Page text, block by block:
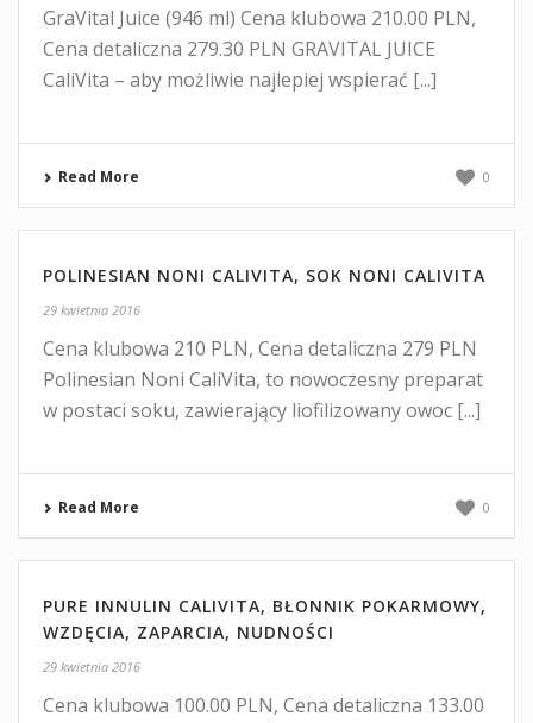
GraVital Juice (946 ml) Cena klubowa 210.00 PLN,
Cena detaliczna 279.30 PLN GRAVITAL JUICE
CaliVita – aby możliwie najlepiej wspierać [...]
Read More 0
POLINESIAN NONI CALIVITA, SOK NONI CALIVITA
29 kwietnia 2016
Cena klubowa 210 PLN, Cena detaliczna 279 PLN
Polinesian Noni CaliVita, to nowoczesny preparat
w postaci soku, zawierający liofilizowany owoc [...]
Read More 0
PURE INNULIN CALIVITA, BŁONNIK POKARMOWY,
WZDĘCIA, ZAPARCIA, NUDNOŚCI
29 kwietnia 2016
Cena klubowa 100.00 PLN, Cena detaliczna 133.00